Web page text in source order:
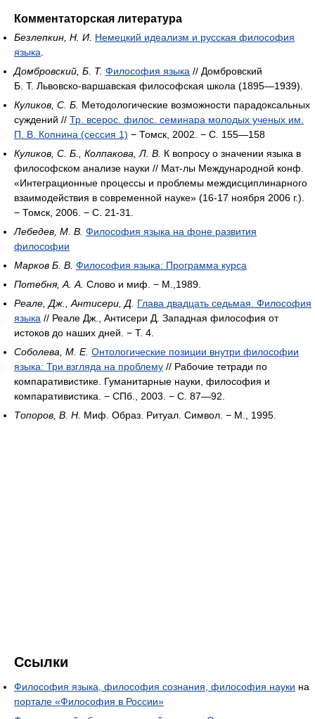
Комментаторская литература
Безлепкин, Н. И. Немецкий идеализм и русская философия
языка
Домбровский, Б. Т. Философия языка // Домбровский
Б. Т. Львовско-варшавская философская школа (1895—1939).
Куликов, С. Б. Методологические возможности парадоксальных
суждений // Тр. всерос. филос. семинара молодых ученых им.
П. В. Копнина (сессия 1) − Томск, 2002. − С. 155—158
Куликов, С. Б., Колпакова, Л. В. К вопросу о значении языка в
философском анализе науки // Мат-лы Международной конф.
«Интеграционные процессы и проблемы междисциплинарного
взаимодействия в современной науке» (16-17 ноября 2006 г.).
− Томск, 2006. − С. 21-31.
Лебедев, М. В. Философия языка на фоне развития
философии
Марков Б. В. Философия языка: Программа курса
Потебня, А. А. Слово и миф. − М.,1989.
Реале, Дж., Антисери, Д. Глава двадцать седьмая. Философия
языка // Реале Дж., Антисери Д. Западная философия от
истоков до наших дней. − Т. 4.
Соболева, М. Е. Онтологические позиции внутри философии
языка: Три взгляда на проблему // Рабочие тетради по
компаративистике. Гуманитарные науки, философия и
компаративистика. − СПб., 2003. − С. 87—92.
Топоров, В. Н. Миф. Образ. Ритуал. Символ. − М., 1995.
Ссылки
Философия языка, философия сознания, философия науки на
портале «Философия в России»